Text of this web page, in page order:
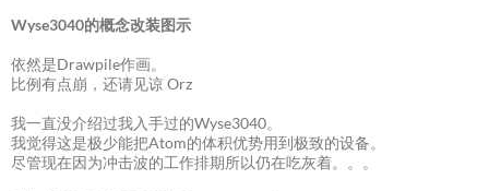
Wyse3040的概念改装图示
依然是Drawpile作画。
比例有点崩，还请见谅 Orz
我一直没介绍过我入手过的Wyse3040。
我觉得这是极少能把Atom的体积优势用到极致的设备。
尽管现在因为冲击波的工作排期所以仍在吃灰着。。。